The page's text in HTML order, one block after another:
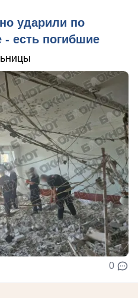
ударили по
- есть погибшие
0